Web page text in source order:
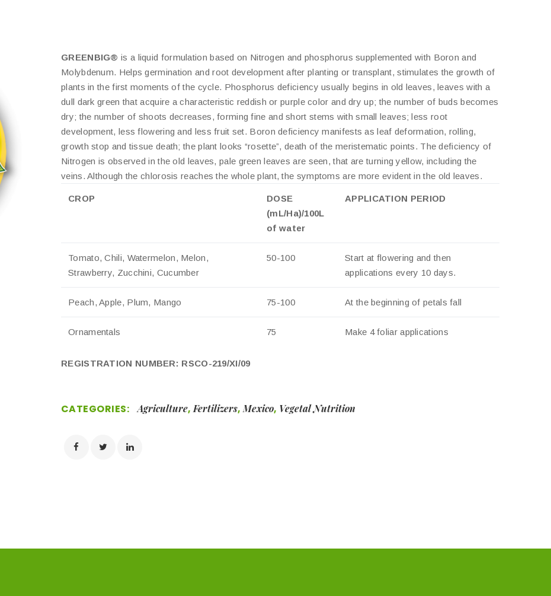
GREENBIG® is a liquid formulation based on Nitrogen and phosphorus supplemented with Boron and
Molybdenum. Helps germination and root development after planting or transplant, stimulates the growth of
plants in the first moments of the cycle. Phosphorus deficiency usually begins in old leaves, leaves with a
dull dark green that acquire a characteristic reddish or purple color and dry up; the number of buds becomes
dry; the number of shoots decreases, forming fine and short stems with small leaves; less root
development, less flowering and less fruit set. Boron deficiency manifests as leaf deformation, rolling,
growth stop and tissue death; the plant looks “rosette”, death of the meristematic points. The deficiency of
Nitrogen is observed in the old leaves, pale green leaves are seen, that are turning yellow, including the
veins. Although the chlorosis reaches the whole plant, the symptoms are more evident in the old leaves.
CROP
DOSE
(mL/Ha)/100L
of water
APPLICATION PERIOD
Tomato, Chili, Watermelon, Melon,
Strawberry, Zucchini, Cucumber
50-100
Start at flowering and then
applications every 10 days.
Peach, Apple, Plum, Mango 75-100 At the beginning of petals fall
Ornamentals 75 Make 4 foliar applications
REGISTRATION NUMBER: RSCO-219/XI/09
CATEGORIES: Agriculture,Fertilizers,Mexico, Vegetal Nutrition